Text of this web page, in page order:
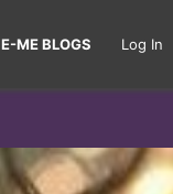
E-ME BLOGS Log In